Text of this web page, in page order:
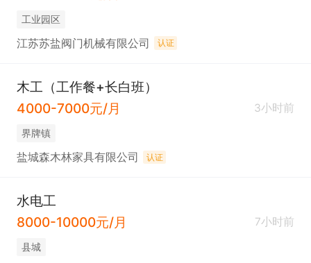
工业园区
江苏苏盐阀门机械有限公司 认证
木工（工作餐+长白班）
4000-7000元/月
3小时前
界牌镇
盐城森木林家具有限公司 认证
水电工
8000-10000元/月
7小时前
县城